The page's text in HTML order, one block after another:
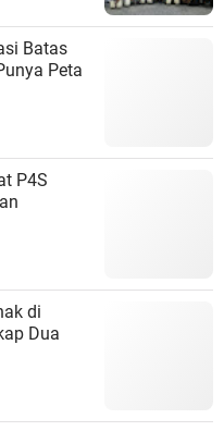
Batas
Peta
P4S
di
Dua